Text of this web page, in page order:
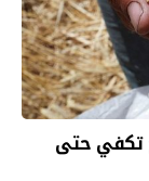
تكفي حتى